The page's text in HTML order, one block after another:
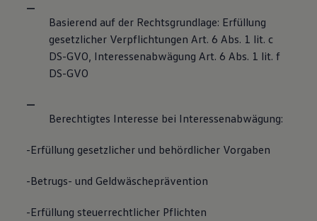
Basierend auf der Rechtsgrundlage: Erfüllung
gesetzlicher Verpflichtungen Art. 6 Abs. 1 lit. c
DS-GVO, Interessenabwägung Art. 6 Abs. 1 lit. f
DS-GVO
Berechtigtes Interesse bei Interessenabwägung:
-Erfüllung gesetzlicher und behördlicher Vorgaben
-Betrugs- und Geldwäscheprävention
-Erfüllung steuerrechtlicher Pflichten